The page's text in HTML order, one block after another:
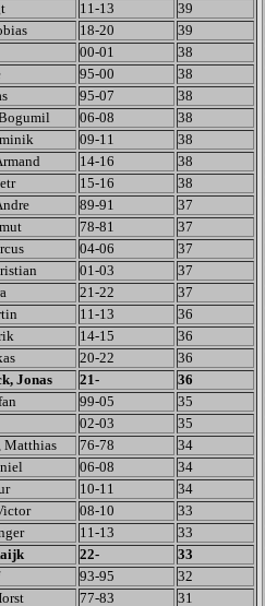
11-13
39
18-20
39
00-01
38
95-00
38
95-07
38
06-08
38
09-11
38
14-16
38
15-16
38
89-91
37
78-81
37
04-06
37
01-03
37
21-22
37
11-13
36
14-15
36
20-22
36
Jonas
21-
36
99-05
35
02-03
35
Matthias
76-78
34
06-08
34
10-11
34
08-10
33
11-13
33
22-
33
93-95
32
77-83 31